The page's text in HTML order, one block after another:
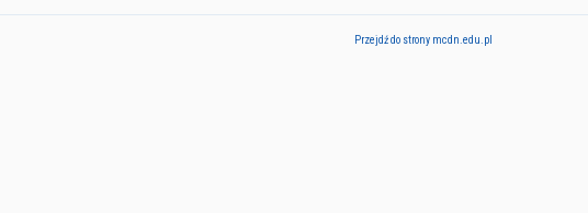
Przejdź do strony mcdn.edu.pl